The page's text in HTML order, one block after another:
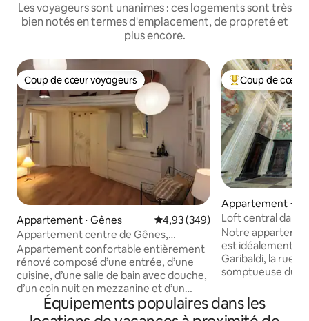
Les voyageurs sont unanimes : ces logements sont très
bien notés en termes d'emplacement, de propreté et
plus encore.
Coup de cœur voyageurs
Coup de cœur voyageurs
Appartement ⋅ Gênes Évaluation moyenne sur la
4,93 (349)
Appartement centre de Gênes,
iT010025C2KKEMAZWL
Appartement confortable entièrement
rénové composé d’une entrée, d’une
cuisine, d’une salle de bain avec douche,
d’un coin nuit en mezzanine et d’un
salon avec canapé-lit. Le logement est
situé dans le centre de Gênes, à deux
Coups de cœur
Coup de cœur
Appartement ⋅
Loft central dans
classé au
Notre
est idéalement
Garibaldi, la rue
somptueuse du
juste dans la rue
palais du XVIe
Équipements populaires dans les